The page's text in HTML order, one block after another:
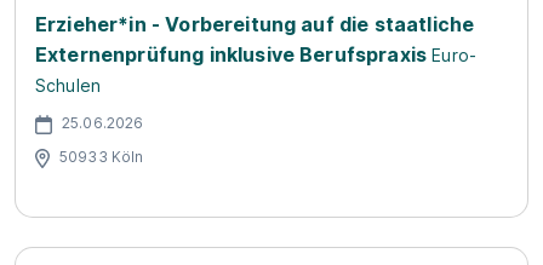
Erzieher*in - Vorbereitung auf die staatliche
Externenprüfung inklusive Berufspraxis Euro-
Schulen
25.06.2026
50933 Köln